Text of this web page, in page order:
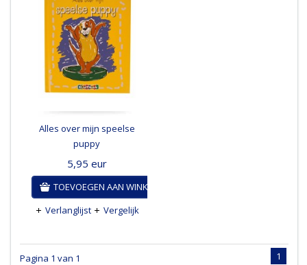
Alles over mijn speelse
puppy
5,95 eur
TOEVOEGEN AAN WINKELWAGEN
Verlanglijst
Vergelijk
Pagina 1 van 1 1